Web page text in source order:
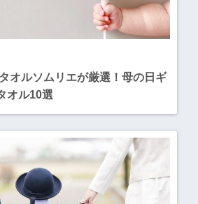
オルソムリエが厳選！母の日ギ
オル10選